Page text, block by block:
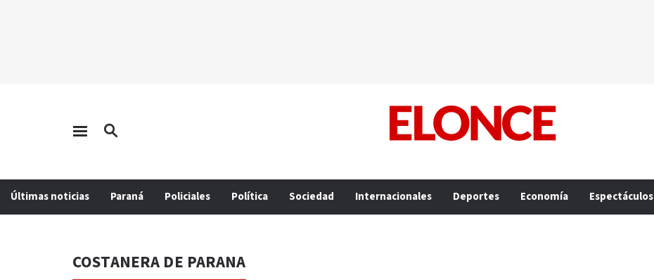
Últimas noticias Paraná Policiales Política Sociedad Internacionales Deportes Economía Espectáculos
COSTANERA DE PARANA